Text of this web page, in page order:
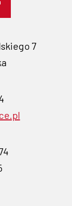
7